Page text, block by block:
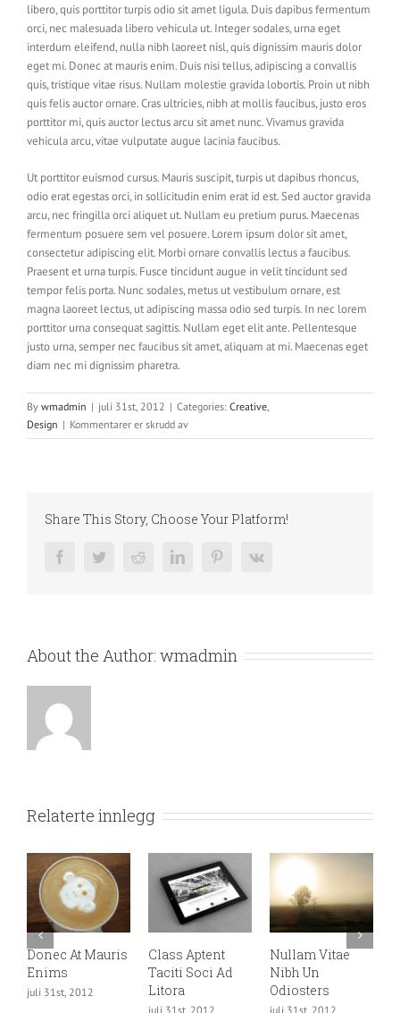
libero, quis porttitor turpis odio sit amet ligula. Duis dapibus fermentum
orci, nec malesuada libero vehicula ut. Integer sodales, urna eget
interdum eleifend, nulla nibh laoreet nisl, quis dignissim mauris dolor
eget mi. Donec at mauris enim. Duis nisi tellus, adipiscing a convallis
quis, tristique vitae risus. Nullam molestie gravida lobortis. Proin ut nibh
quis felis auctor ornare. Cras ultricies, nibh at mollis faucibus, justo eros
porttitor mi, quis auctor lectus arcu sit amet nunc. Vivamus gravida
vehicula arcu, vitae vulputate augue lacinia faucibus.
Ut porttitor euismod cursus. Mauris suscipit, turpis ut dapibus rhoncus,
odio erat egestas orci, in sollicitudin enim erat id est. Sed auctor gravida
arcu, nec fringilla orci aliquet ut. Nullam eu pretium purus. Maecenas
fermentum posuere sem vel posuere. Lorem ipsum dolor sit amet,
consectetur adipiscing elit. Morbi ornare convallis lectus a faucibus.
Praesent et urna turpis. Fusce tincidunt augue in velit tincidunt sed
tempor felis porta. Nunc sodales, metus ut vestibulum ornare, est
magna laoreet lectus, ut adipiscing massa odio sed turpis. In nec lorem
porttitor urna consequat sagittis. Nullam eget elit ante. Pellentesque
justo urna, semper nec faucibus sit amet, aliquam at mi. Maecenas eget
diam nec mi dignissim pharetra.
By wmadmin | juli 31st, 2012 | Categories: Creative
Design | Kommentarer er skrudd avfor
Proin
Sollicit
Share This Story, Choose Your Platform!
FacebookTwitterRedditLinkedInPinterestVk
About the Author: wmadmin
Relaterte innlegg
Donec At Mauris
Enims
juli 31st, 2012
Class Aptent
Taciti Soci Ad
Litora
juli 31st, 2012
Nullam Vitae
Nibh Un
Odiosters
juli 31st, 2012